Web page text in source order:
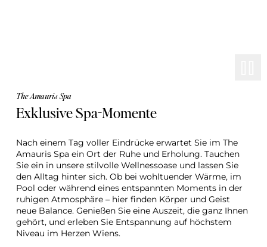
The Amauris Spa
Exklusive Spa-Momente
Nach einem Tag voller Eindrücke erwartet Sie im The
Amauris Spa ein Ort der Ruhe und Erholung. Tauchen
Sie ein in unsere stilvolle Wellnessoase und lassen Sie
den Alltag hinter sich. Ob bei wohltuender Wärme, im
Pool oder während eines entspannten Moments in der
ruhigen Atmosphäre – hier finden Körper und Geist
neue Balance. Genießen Sie eine Auszeit, die ganz Ihnen
gehört, und erleben Sie Entspannung auf höchstem
Niveau im Herzen Wiens.